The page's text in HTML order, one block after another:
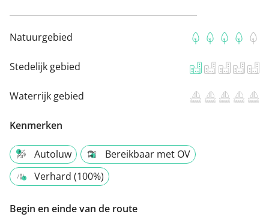
Natuurgebied
Stedelijk gebied
Waterrijk gebied
Kenmerken
Autoluw
Bereikbaar met OV
Verhard (100%)
Begin en einde van de route